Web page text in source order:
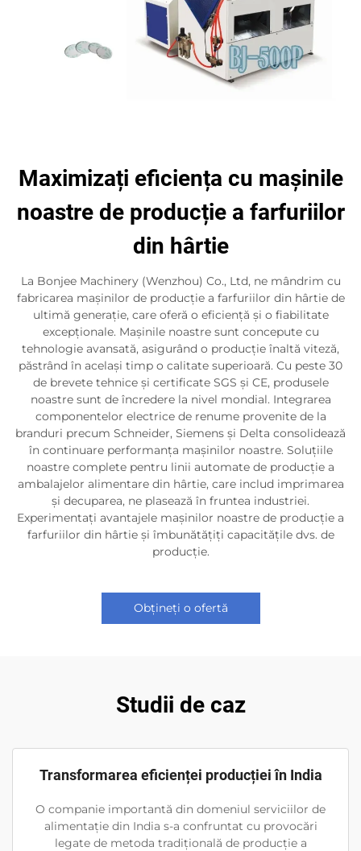
Maximizați eficiența cu mașinile
noastre de producție a farfuriilor
din hârtie
La Bonjee Machinery (Wenzhou) Co., Ltd, ne mândrim cu
fabricarea mașinilor de producție a farfuriilor din hârtie de
ultimă generație, care oferă o eficiență și o fiabilitate
excepționale. Mașinile noastre sunt concepute cu
tehnologie avansată, asigurând o producție înaltă viteză,
păstrând în același timp o calitate superioară. Cu peste 30
de brevete tehnice și certificate SGS și CE, produsele
noastre sunt de încredere la nivel mondial. Integrarea
componentelor electrice de renume provenite de la
branduri precum Schneider, Siemens și Delta consolidează
în continuare performanța mașinilor noastre. Soluțiile
noastre complete pentru linii automate de producție a
ambalajelor alimentare din hârtie, care includ imprimarea
și decuparea, ne plasează în fruntea industriei.
Experimentați avantajele mașinilor noastre de producție a
farfuriilor din hârtie și îmbunătățiți capacitățile dvs. de
producție.
Obțineți o ofertă
Studii de caz
Transformarea eficienței producției în India
O companie importantă din domeniul serviciilor de
alimentație din India s-a confruntat cu provocări
legate de metoda tradițională de producție a